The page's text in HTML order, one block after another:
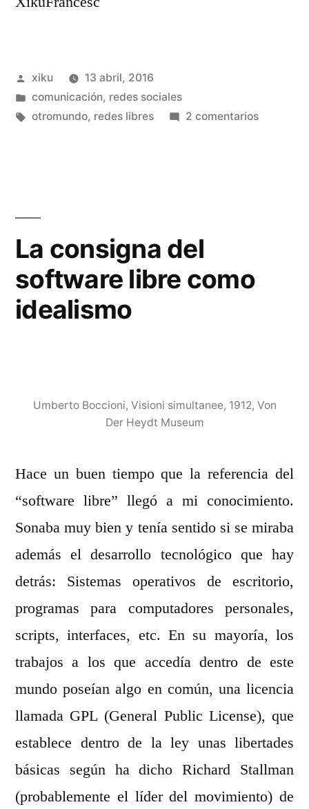
Publicado
por
xiku
13 abril, 2016
Publicado
en
comunicación, redes sociales
Etiquetas:
otromundo, redes libres 2 comentariosen
La consigna del
software libre como
idealismo
Umberto Boccioni, Visioni simultanee, 1912, Von
Der Heydt Museum
Hace un buen tiempo que la referencia del
“software libre” llegó a mi conocimiento.
Sonaba muy bien y tenía sentido si se miraba
además el desarrollo tecnológico que hay
detrás: Sistemas operativos de escritorio,
programas para computadores personales,
scripts, interfaces, etc. En su mayoría, los
trabajos a los que accedía dentro de este
mundo poseían algo en común, una licencia
llamada GPL (General Public License), que
establece dentro de la ley unas libertades
básicas según ha dicho Richard Stallman
(probablemente el líder del movimiento) de